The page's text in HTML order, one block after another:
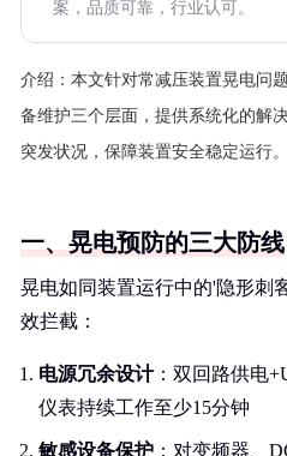
案，品质可靠，行业认可。
介绍： 本文针对常减压装置晃电问
备维护三个层面，提供系统化的解
突发状况，保障装置安全稳定运行。
一、晃电预防的三大防线
晃电如同装置运行中的'隐形刺
效拦截：
电源冗余设计：双回路供电
仪表持续工作至少15分钟
敏感设备保护 ：对变频器、